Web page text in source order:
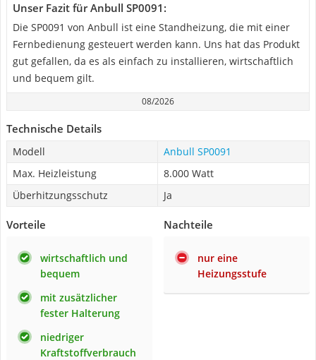
Unser Fazit für Anbull SP0091:
Die SP0091 von Anbull ist eine Standheizung, die mit einer
Fernbedienung gesteuert werden kann. Uns hat das Produkt
gut gefallen, da es als einfach zu installieren, wirtschaftlich
und bequem gilt.
08/2026
Technische Details
Modell
Anbull SP0091
Max. Heizleistung
8.000 Watt
Überhitzungsschutz
Ja
Vorteile
wirtschaftlich und
bequem
mit zusätzlicher
fester Halterung
niedriger
Kraftstoffverbrauch
Nachteile
nur eine
Heizungsstufe